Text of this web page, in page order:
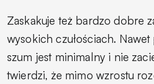
Zaskakuje też bardzo dobre
wysokich czułościach.
szum jest minimalny i nie
twierdzi, że mimo wzrostu